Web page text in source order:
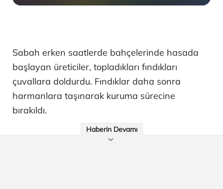
Sabah erken saatlerde bahçelerinde hasada
başlayan üreticiler, topladıkları fındıkları
çuvallara doldurdu. Fındıklar daha sonra
harmanlara taşınarak kuruma sürecine
bırakıldı.
Haberin Devamı